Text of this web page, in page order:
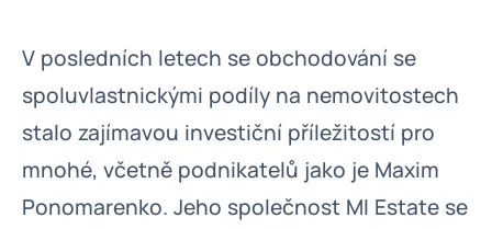
V posledních letech se obchodování se
spoluvlastnickými podíly na nemovitostech
stalo zajímavou investiční příležitostí pro
mnohé, včetně podnikatelů jako je Maxim
Ponomarenko. Jeho společnost MI Estate se